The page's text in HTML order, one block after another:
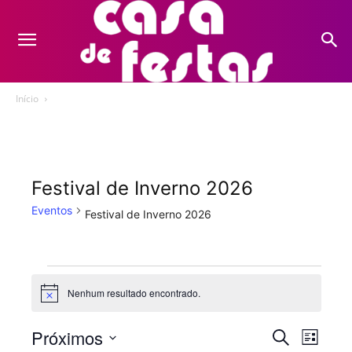
Início
Festival de Inverno 2026
Eventos Festival de Inverno 2026
Eventos
Notice Nenhum resultado encontrado.
Procurar
Lista
Próximos